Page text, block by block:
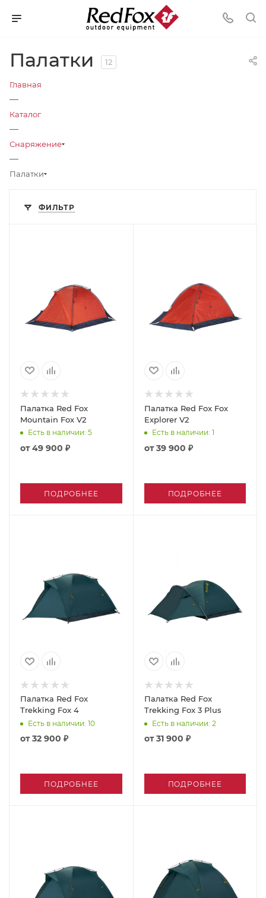
Палатки 12
Главная
—
Каталог
—
Снаряжение
—
Палатки
ФИЛЬТР
Палатка Red Fox
Mountain Fox V2
Есть в наличии: 5
от49 900 ₽
ПОДРОБНЕЕ
Палатка Red Fox Fox
Explorer V2
Есть в наличии: 1
от39 900 ₽
ПОДРОБНЕЕ
Палатка Red Fox
Trekking Fox 4
Есть в наличии: 10
от32 900 ₽
ПОДРОБНЕЕ
Палатка Red Fox
Trekking Fox 3 Plus
Есть в наличии: 2
от31 900 ₽
ПОДРОБНЕЕ